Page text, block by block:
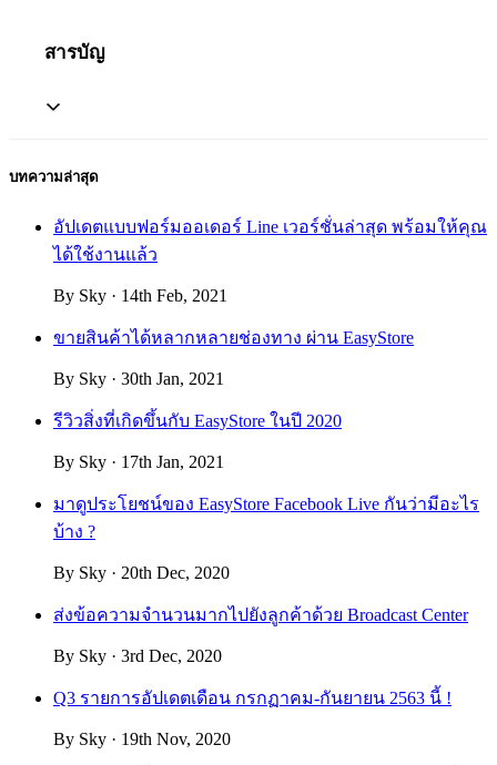
สารบัญ
บทความล่าสุด
อัปเดตแบบฟอร์มออเดอร์ Line เวอร์ชั่นล่าสุด พร้อมให้คุณ
ได้ใช้งานแล้ว
By Sky · 14th Feb, 2021
ขายสินค้าได้หลากหลายช่องทาง ผ่าน EasyStore
By Sky · 30th Jan, 2021
รีวิวสิ่งที่เกิดขึ้นกับ EasyStore ในปี 2020
By Sky · 17th Jan, 2021
มาดูประโยชน์ของ EasyStore Facebook Live กันว่ามีอะไร
บ้าง ?
By Sky · 20th Dec, 2020
ส่งข้อความจำนวนมากไปยังลูกค้าด้วย Broadcast Center
By Sky · 3rd Dec, 2020
Q3 รายการอัปเดตเดือน กรกฏาคม-กันยายน 2563 นี้ !
By Sky · 19th Nov, 2020